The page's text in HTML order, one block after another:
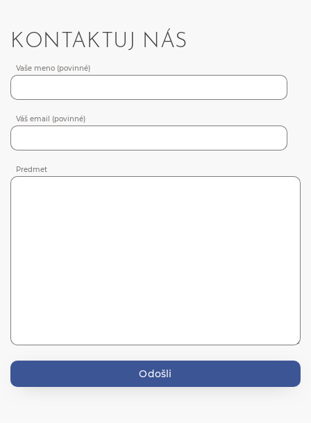
KONTAKTUJ NÁS
Vaše meno (povinné)
Váš email (povinné)
Predmet